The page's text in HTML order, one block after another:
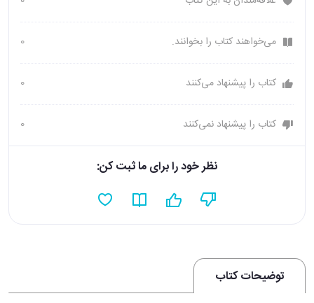
می‌خواهند کتاب را بخوانند. 0
کتاب را پیشنهاد می‌کنند 0
کتاب را پیشنهاد نمی‌کنند 0
نظر خود را برای ما ثبت کن:
توضیحات کتاب